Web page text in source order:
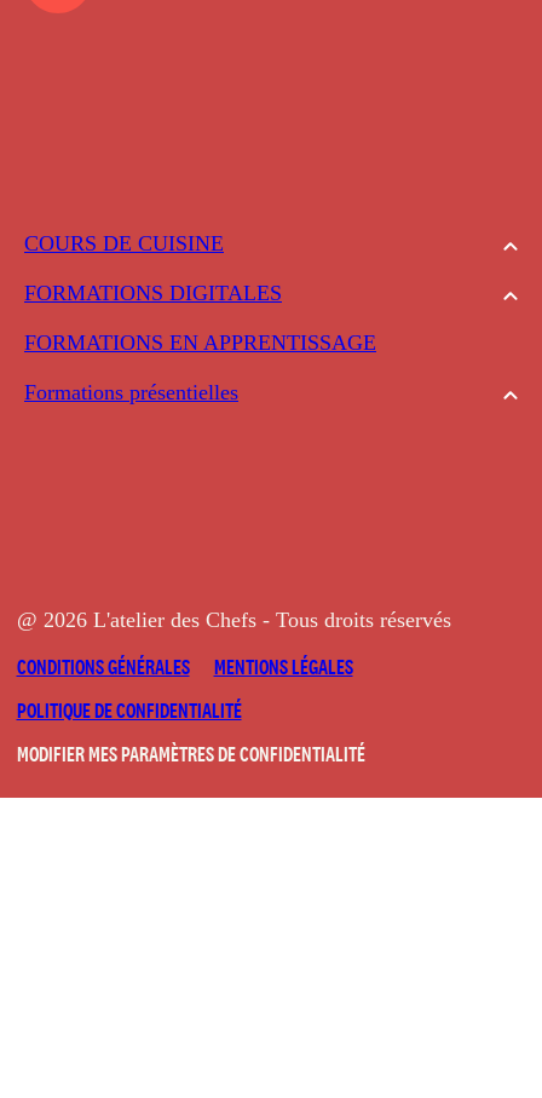
COURS DE CUISINE
FORMATIONS DIGITALES
FORMATIONS EN APPRENTISSAGE
Formations présentielles
@ 2026 L'atelier des Chefs - Tous droits réservés
CONDITIONS GÉNÉRALES
MENTIONS LÉGALES
POLITIQUE DE CONFIDENTIALITÉ
MODIFIER MES PARAMÈTRES DE CONFIDENTIALITÉ